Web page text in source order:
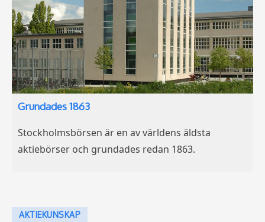
Grundades 1863
Stockholmsbörsen är en av världens äldsta
aktiebörser och grundades redan 1863.
AKTIEKUNSKAP